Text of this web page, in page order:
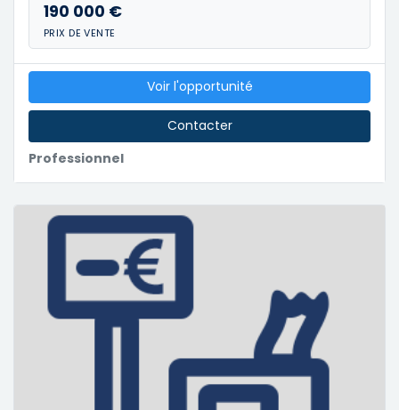
190 000 €
PRIX DE VENTE
Professionnel
Voir l'opportunité
Contacter